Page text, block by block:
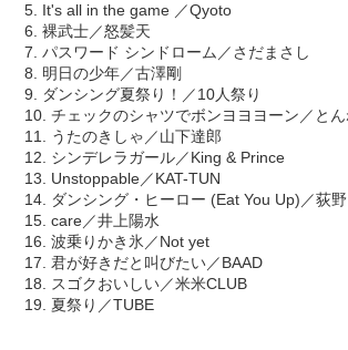
5. It's all in the game ／Qyoto
6. 裸武士／怒髪天
7. パスワード シンドローム／さだまさし
8. 明日の少年／古澤剛
9. ダンシング夏祭り！／10人祭り
10. チェックのシャツでボンヨヨヨーン／と
11. うたのきしゃ／山下達郎
12. シンデレラガール／King & Prince
13. Unstoppable／KAT-TUN
14. ダンシング・ヒーロー (Eat You Up)／荻
15. care／井上陽水
16. 波乗りかき氷／Not yet
17. 君が好きだと叫びたい／BAAD
18. スゴクおいしい／米米CLUB
19. 夏祭り／TUBE